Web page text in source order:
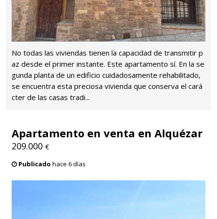
No todas las viviendas tienen la capacidad de transmitir p
az desde el primer instante. Este apartamento sí. En la se
gunda planta de un edificio cuidadosamente rehabilitado,
se encuentra esta preciosa vivienda que conserva el cará
cter de las casas tradi...
Apartamento en venta en Alquézar
209.000 €
Publicado hace 6 días